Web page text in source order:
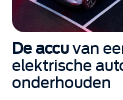
De accu van
elektrische
onderhouden